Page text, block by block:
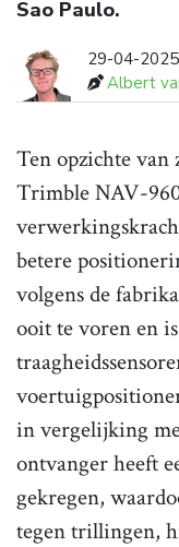
Sao Paulo.
29-04-2025
Albert
Ten opzichte
Trimble NAV-
betere
volgens de
ooit te voren en
in vergelijking
ontvanger heeft
gekregen,
tegen trillingen,